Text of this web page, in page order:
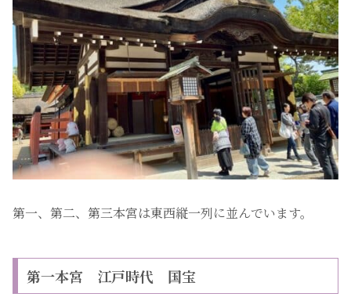
第一、第二、第三本宮は東西縦一列に並んでいます。
第一本宮 江戸時代 国宝